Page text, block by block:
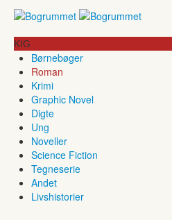
KIG
Børnebøger
Roman
Krimi
Graphic Novel
Digte
Ung
Noveller
Science Fiction
Tegneserie
Andet
Livshistorier